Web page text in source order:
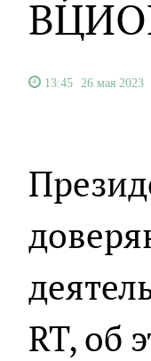
13:45 26 мая 2023
RT, об